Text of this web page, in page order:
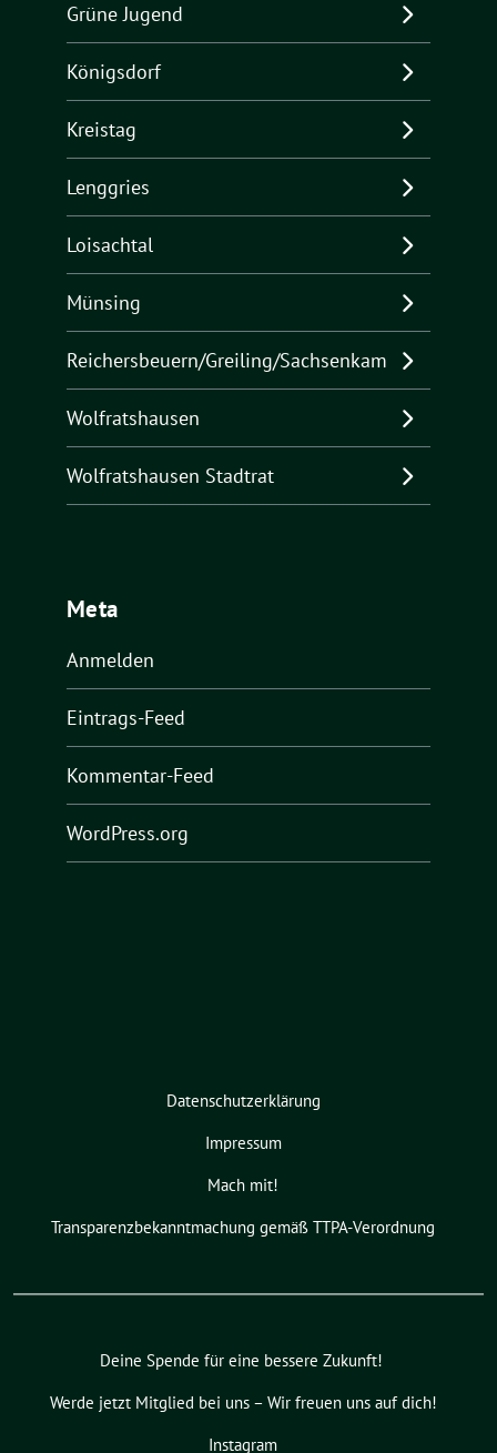
Grüne Jugend
Königsdorf
Kreistag
Lenggries
Loisachtal
Münsing
Reichersbeuern/Greiling/Sachsenkam
Wolfratshausen
Wolfratshausen Stadtrat
Meta
Anmelden
Eintrags-Feed
Kommentar-Feed
WordPress.org
Datenschutzerklärung
Impressum
Mach mit!
Transparenzbekanntmachung gemäß TTPA-Verordnung
Deine Spende für eine bessere Zukunft!
Werde jetzt Mitglied bei uns – Wir freuen uns auf dich!
Instagram